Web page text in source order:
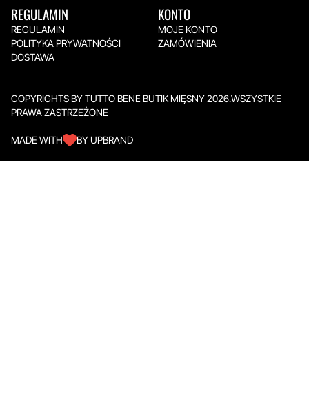
REGULAMIN
REGULAMIN
POLITYKA PRYWATNOŚCI
DOSTAWA
KONTO
MOJE KONTO
ZAMÓWIENIA
COPYRIGHTS BY TUTTO BENE BUTIK MIĘSNY 2026.WSZYSTKIE
PRAWA ZASTRZEŻONE
MADE WITH BY UPBRAND